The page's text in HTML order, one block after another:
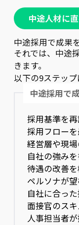
中途人材に
中途採用で成果
それでは、中途
きます。
以下の9ステップ
中途採用で
採用基準を
採用フロー
経営層や現
自社の強み
待遇の改善
ペルソナが
自社に合っ
面接官のス
人事担当者